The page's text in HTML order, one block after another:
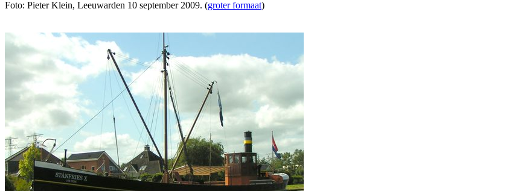
Foto: Pieter Klein, Leeuwarden 10 september 2009. (groter formaat)